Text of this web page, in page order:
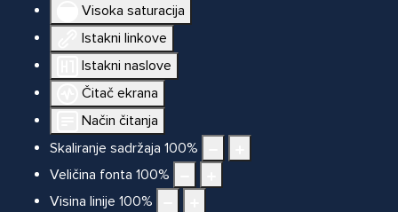
Visoka saturacija
Istakni linkove
Istakni naslove
Čitač ekrana
Način čitanja
Skaliranje sadržaja 100%
Veličina fonta 100%
Visina linije 100%